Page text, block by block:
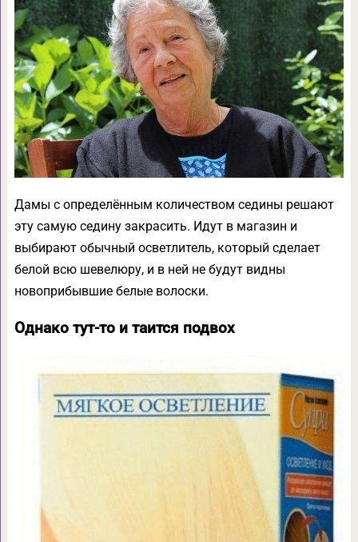
Дамы с определённым количеством седины решают
эту самую седину закрасить. Идут в магазин и
выбирают обычный осветлитель, который сделает
белой всю шевелюру, и в ней не будут видны
новоприбывшие белые волоски.
Однако тут-то и таится подвох